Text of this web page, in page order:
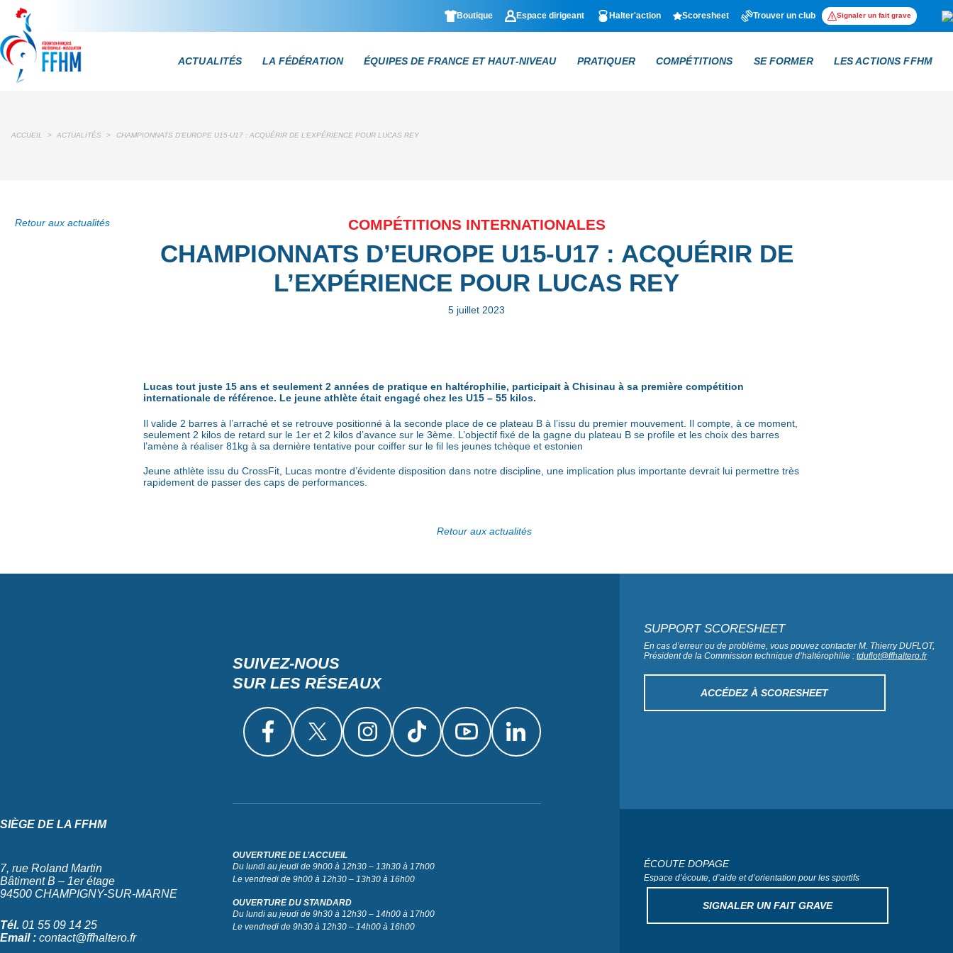
Boutique Espace dirigeant Halter'action Scoresheet Trouver un club Signaler un fait grave
ACTUALITÉS LA FÉDÉRATION ÉQUIPES DE FRANCE ET HAUT-NIVEAU PRATIQUER COMPÉTITIONS SE FORMER LES ACTIONS FFHM
ACCUEIL > ACTUALITÉS > CHAMPIONNATS D’EUROPE U15-U17 : ACQUÉRIR DE L’EXPÉRIENCE POUR LUCAS REY
Retour aux actualités COMPÉTITIONS INTERNATIONALES
CHAMPIONNATS D’EUROPE U15-U17 : ACQUÉRIR DE
L’EXPÉRIENCE POUR LUCAS REY
5 juillet 2023
Lucas tout juste 15 ans et seulement 2 années de pratique en haltérophilie, participait à Chisinau à sa première compétition
internationale de référence. Le jeune athlète était engagé chez les U15 – 55 kilos.
Il valide 2 barres à l’arraché et se retrouve positionné à la seconde place de ce plateau B à l’issu du premier mouvement. Il compte, à ce moment,
seulement 2 kilos de retard sur le 1er et 2 kilos d’avance sur le 3ème. L’objectif fixé de la gagne du plateau B se profile et les choix des barres
l’amène à réaliser 81kg à sa dernière tentative pour coiffer sur le fil les jeunes tchèque et estonien
Jeune athlète issu du CrossFit, Lucas montre d’évidente disposition dans notre discipline, une implication plus importante devrait lui permettre très
rapidement de passer des caps de performances.
Retour aux actualités
SUIVEZ-NOUS
SUR LES RÉSEAUX
SIÈGE DE LA FFHM
7, rue Roland Martin
Bâtiment B – 1er étage
94500 CHAMPIGNY-SUR-MARNE
Tél. 01 55 09 14 25
Email : contact@ffhaltero.fr
OUVERTURE DE L’ACCUEIL
Du lundi au jeudi de 9h00 à 12h30 – 13h30 à 17h00
Le vendredi de 9h00 à 12h30 – 13h30 à 16h00
OUVERTURE DU STANDARD
Du lundi au jeudi de 9h30 à 12h30 – 14h00 à 17h00
Le vendredi de 9h30 à 12h30 – 14h00 à 16h00
SUPPORT SCORESHEET
En cas d’erreur ou de problème, vous pouvez contacter M. Thierry DUFLOT,
Président de la Commission technique d’haltérophilie :tduflot@ffhaltero.fr
ACCÉDEZ À SCORESHEET
ÉCOUTE DOPAGE
Espace d’écoute, d’aide et d’orientation pour les sportifs
SIGNALER UN FAIT GRAVE